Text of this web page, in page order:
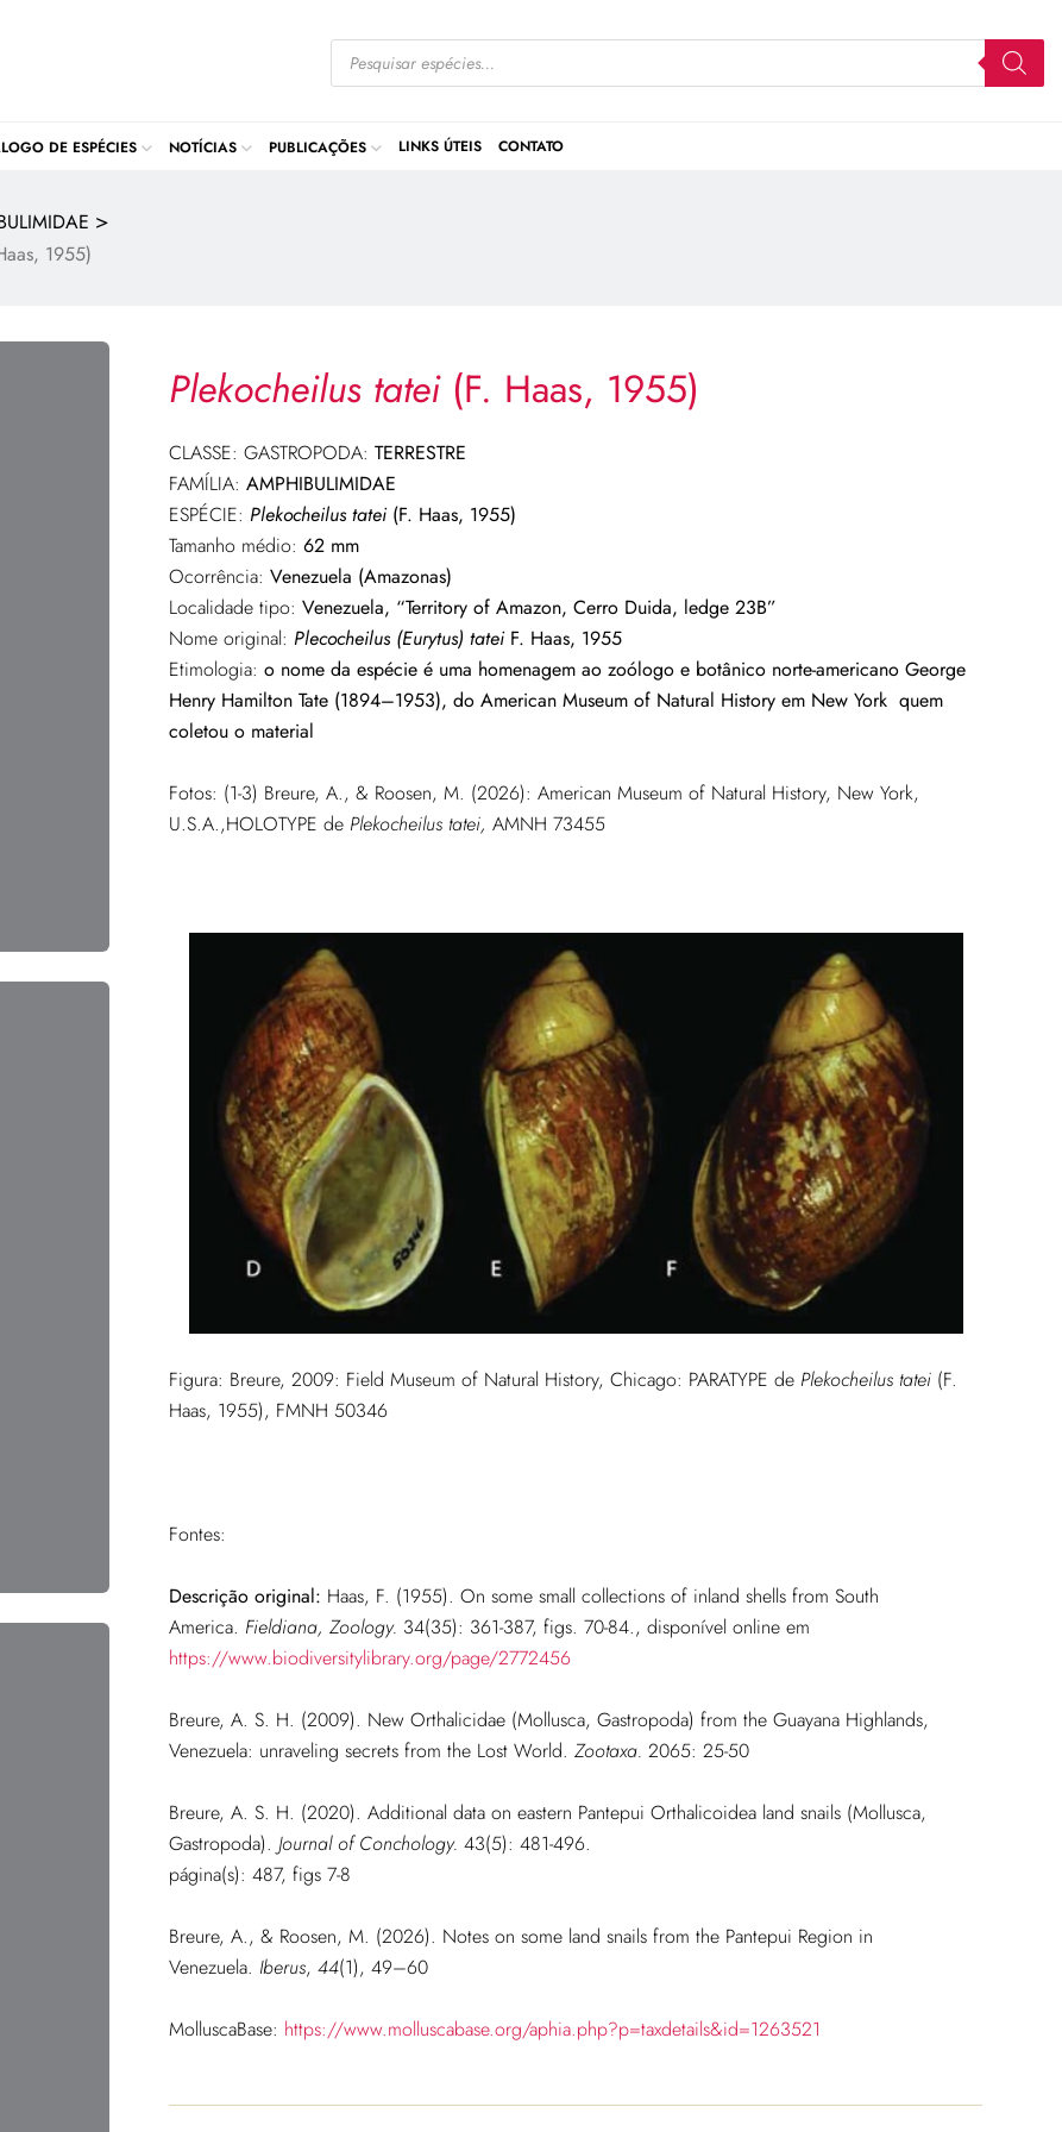
DE ESPÉCIES NOTÍCIAS PUBLICAÇÕES LINKS ÚTEIS CONTATO
>
1955)
Plekocheilus tatei (F. Haas, 1955)
CLASSE: GASTROPODA: TERRESTRE
FAMÍLIA: AMPHIBULIMIDAE
ESPÉCIE: Plekocheilus tatei(F. Haas, 1955)
Tamanho médio: 62 mm
Ocorrência: Venezuela (Amazonas)
Localidade tipo: Venezuela, “Territory of Amazon, Cerro Duida, ledge 23B”
Nome original: Plecocheilus (Eurytus) tateiF. Haas, 1955
Etimologia: o nome da espécie é uma homenagem ao zoólogo e botânico norte-americano George
Henry Hamilton Tate (1894–1953), do American Museum of Natural History em New York quem
coletou o material
Fotos: (1-3) Breure, A., & Roosen, M. (2026): American Museum of Natural History, New York,
U.S.A.,HOLOTYPE de Plekocheilus tatei, AMNH 73455
Figura: Breure, 2009: Field Museum of Natural History, Chicago: PARATYPE de Plekocheilus tatei(F.
Haas, 1955), FMNH 50346
Fontes:
Descrição original: Haas, F. (1955). On some small collections of inland shells from South
America. Fieldiana, Zoology. 34(35): 361-387, figs. 70-84., disponível online em
https://www.biodiversitylibrary.org/page/2772456
Breure, A. S. H. (2009). New Orthalicidae (Mollusca, Gastropoda) from the Guayana Highlands,
Venezuela: unraveling secrets from the Lost World. Zootaxa. 2065: 25-50
Breure, A. S. H. (2020). Additional data on eastern Pantepui Orthalicoidea land snails (Mollusca,
Gastropoda). Journal of Conchology. 43(5): 481-496.
página(s): 487, figs 7-8
Breure, A., & Roosen, M. (2026). Notes on some land snails from the Pantepui Region in
Venezuela. Iberus, 44(1), 49–60
MolluscaBase: https://www.molluscabase.org/aphia.php?p=taxdetails&id=1263521